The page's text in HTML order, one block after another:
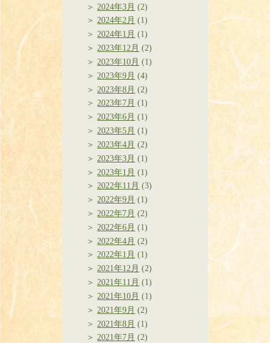
2024年3月 (2)
2024年2月 (1)
2024年1月 (1)
2023年12月 (2)
2023年10月 (1)
2023年9月 (4)
2023年8月 (2)
2023年7月 (1)
2023年6月 (1)
2023年5月 (1)
2023年4月 (2)
2023年3月 (1)
2023年1月 (1)
2022年11月 (3)
2022年9月 (1)
2022年7月 (2)
2022年6月 (1)
2022年4月 (2)
2022年1月 (1)
2021年12月 (2)
2021年11月 (1)
2021年10月 (1)
2021年9月 (2)
2021年8月 (1)
2021年7月 (2)